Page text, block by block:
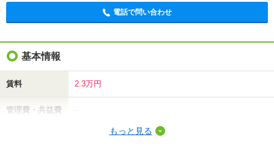
電話で問い合わせ
基本情報
賃料 2.3万円
管理費・共益費 -
もっと見る